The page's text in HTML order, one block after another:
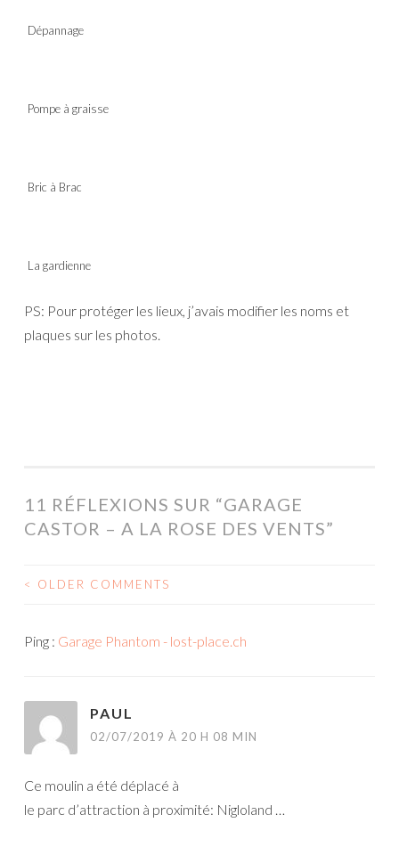
Dépannage
Pompe à graisse
Bric à Brac
La gardienne
PS: Pour protéger les lieux, j’avais modifier les noms et
plaques sur les photos.
11 RÉFLEXIONS SUR “GARAGE
CASTOR – A LA ROSE DES VENTS”
NAVIGATION
DES
< OLDER COMMENTS
Ping : Garage Phantom - lost-place.ch
PAUL
02/07/2019 À 20 H 08 MIN
Ce moulin a été déplacé à
le parc d’attraction à proximité: Nigloland …